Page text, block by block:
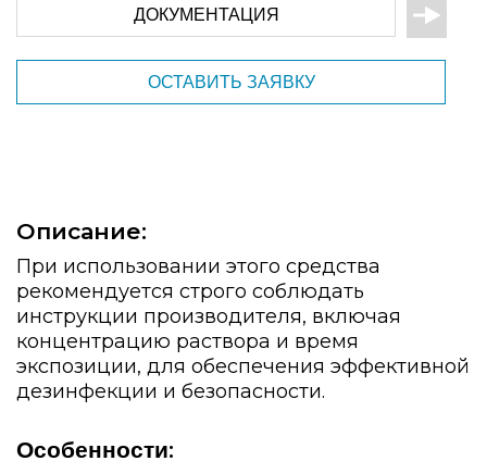
ДОКУМЕНТАЦИЯ
ОСТАВИТЬ ЗАЯВКУ
Описание:
При использовании этого средства
рекомендуется строго соблюдать
инструкции производителя, включая
концентрацию раствора и время
экспозиции, для обеспечения эффективной
дезинфекции и безопасности.
Особенности: